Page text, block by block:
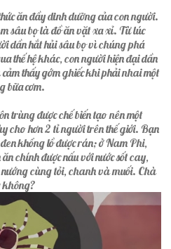
ăn đầy dinh dưỡng của con người.
sâu bọ là đồ ăn vặt xa xỉ. Từ lúc
dần hắt hủi sâu bọ vì chúng phá
thế hệ khác, con người hiện đại dần
thấy gớm ghiếc khi phải nhai một
bữa cơm.
trùng được chế biến tạo nên một
cho hơn 2 tỉ người trên thế giới. Bạn
khổng lồ được rán; ở Nam Phi,
chính được nấu với nước sốt cay,
cùng tỏi, chanh và muối. Chà
không?